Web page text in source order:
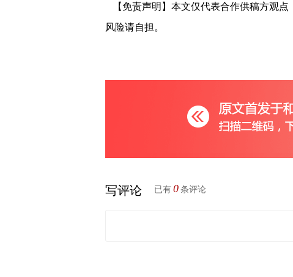
【免责声明】本文仅代表合作供稿方观点
风险请自担。
写评论 已有 0 条评论